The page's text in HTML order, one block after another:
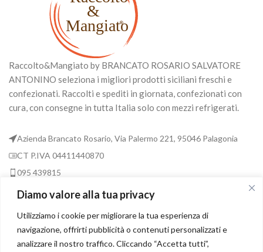
Diamo valore alla tua privacy
Utilizziamo i cookie per migliorare la tua esperienza di
navigazione, offrirti pubblicità o contenuti personalizzati e
analizzare il nostro traffico. Cliccando “Accetta tutti”,
Raccolto&Mangiato by BRANCATO ROSARIO SALVATORE
ANTONINO seleziona i migliori prodotti siciliani freschi e
confezionati. Raccolti e spediti in giornata, confezionati con
cura, con consegne in tutta Italia solo con mezzi refrigerati.
Azienda Brancato Rosario, Via Palermo 221, 95046 Palagonia
CT P.IVA 04411440870
095 439815
377 3248493